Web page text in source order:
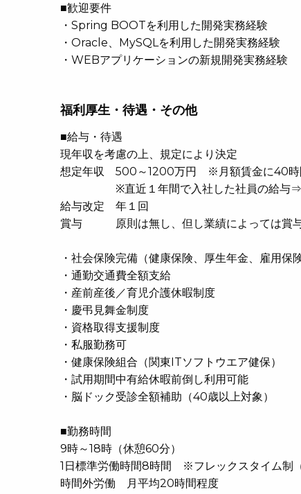
■歓迎要件
・Spring BOOTを利用した開発実務経験
・Oracle、MySQLを利用した開発実務経験
・WEBアプリケーションの新規開発実務経験
福利厚生・待遇・その他
■給与・待遇
現年収を考慮の上、規定により決定
想定年収 500～1200万円 ※月額賃金に40時
※直近１年間で入社した社員の給与⇒前
給与改定 年１回
賞与 原則は無し、但し業績によっては賞与
・社会保険完備（健康保険、厚生年金、雇用保
・通勤交通費全額支給
・産前産後／育児介護休暇制度
・慶弔見舞金制度
・資格取得支援制度
・私服勤務可
・健康保険組合（関東ITソフトウエア健保）
・試用期間中有給休暇前倒し利用可能
・脳ドック受診全額補助（40歳以上対象）
■勤務時間
9時～18時（休憩60分）
1日標準労働時間8時間 ※フレックスタイム制（
時間外労働 月平均20時間程度